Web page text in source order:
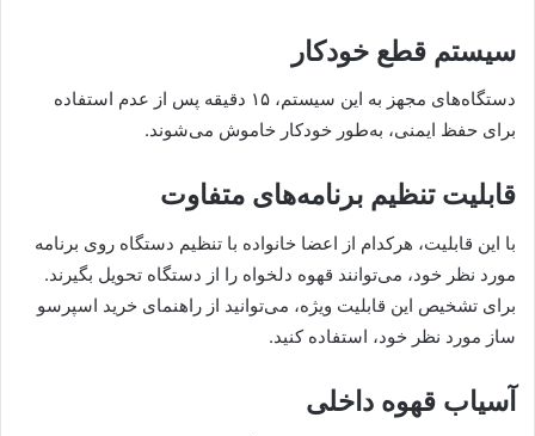
سیستم قطع خودکار
دستگاه‌های مجهز به این سیستم، ۱۵ دقیقه پس از عدم استفاده
برای حفظ ایمنی، به‌طور خودکار خاموش می‌شوند.
قابلیت تنظیم برنامه‌های متفاوت
با این قابلیت، هرکدام از اعضا خانواده با تنظیم دستگاه روی برنامه
مورد نظر خود، می‌توانند قهوه دلخواه را از دستگاه تحویل بگیرند.
برای تشخیص این قابلیت ویژه، می‌توانید از راهنمای خرید اسپرسو
ساز مورد نظر خود، استفاده کنید.
آسیاب قهوه داخلی